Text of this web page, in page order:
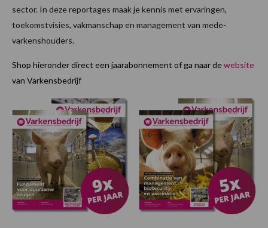
sector. In deze reportages maak je kennis met ervaringen,
toekomstvisies, vakmanschap en management van mede-
varkenshouders.
Shop hieronder direct een jaarabonnement of ga naar dewebsite
van Varkensbedrijf